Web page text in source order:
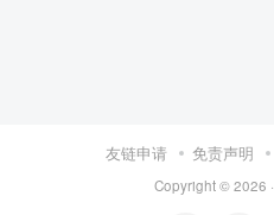
友链申请 免责声明
Copyright © 2026 ·